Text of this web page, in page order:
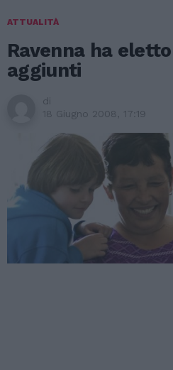
ATTUALITÀ
Ravenna ha
aggiunti
di
18 Giugno 2008, 17:19